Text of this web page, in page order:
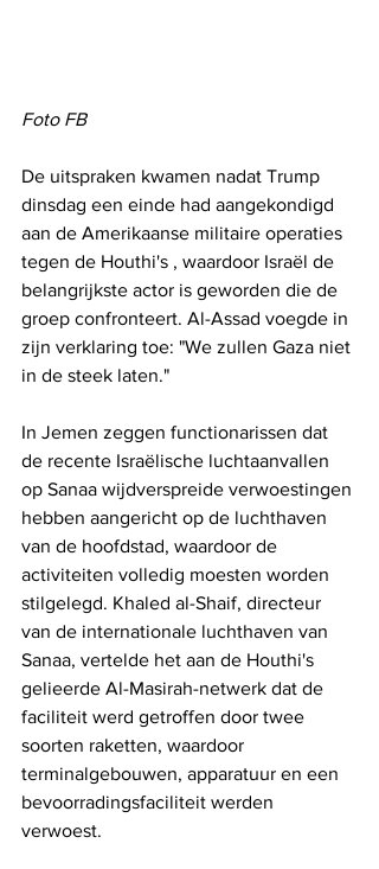
Foto FB
De uitspraken kwamen nadat Trump
dinsdag een einde had aangekondigd
aan de Amerikaanse militaire operaties
tegen de Houthi's , waardoor Israël de
belangrijkste actor is geworden die de
groep confronteert. Al-Assad voegde in
zijn verklaring toe: "We zullen Gaza niet
in de steek laten."
In Jemen zeggen functionarissen dat
de recente Israëlische luchtaanvallen
op Sanaa wijdverspreide verwoestingen
hebben aangericht op de luchthaven
van de hoofdstad, waardoor de
activiteiten volledig moesten worden
stilgelegd. Khaled al-Shaif, directeur
van de internationale luchthaven van
Sanaa, vertelde het aan de Houthi's
gelieerde Al-Masirah-netwerk dat de
faciliteit werd getroffen door twee
soorten raketten, waardoor
terminalgebouwen, apparatuur en een
bevoorradingsfaciliteit werden
verwoest.